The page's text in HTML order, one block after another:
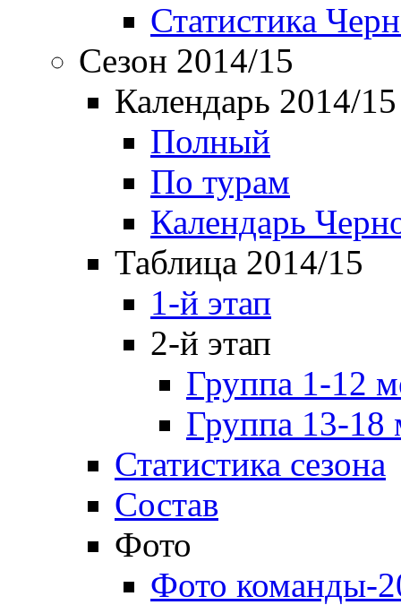
Статистика
Сезон 2014/15
Календарь 2014/15
Полный
По турам
Календарь
Таблица 2014/15
1-й этап
2-й этап
Группа 1-12
Группа 13-18
Статистика сезона
Состав
Фото
Фото команды-